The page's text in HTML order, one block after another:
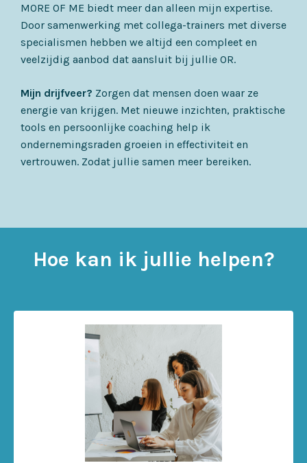
MORE OF ME biedt meer dan alleen mijn expertise.
Door samenwerking met collega-trainers met diverse
specialismen hebben we altijd een compleet en
veelzijdig aanbod dat aansluit bij jullie OR.
Mijn drijfveer? Zorgen dat mensen doen waar ze
energie van krijgen. Met nieuwe inzichten, praktische
tools en persoonlijke coaching help ik
ondernemingsraden groeien in effectiviteit en
vertrouwen. Zodat jullie samen meer bereiken.
Hoe kan ik jullie helpen?